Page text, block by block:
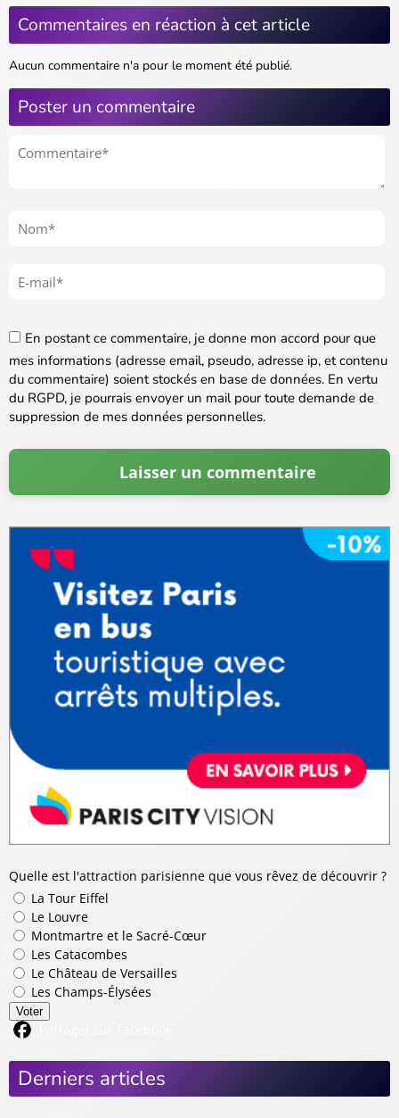
Commentaires en réaction à cet article
Aucun commentaire n'a pour le moment été publié.
Poster un commentaire
En postant ce commentaire, je donne mon accord pour que
mes informations (adresse email, pseudo, adresse ip, et contenu
du commentaire) soient stockés en base de données. En vertu
du RGPD, je pourrais envoyer un mail pour toute demande de
suppression de mes données personnelles.
Quelle est l'attraction parisienne que vous rêvez de découvrir ?
La Tour Eiffel
Le Louvre
Montmartre et le Sacré-Cœur
Les Catacombes
Le Château de Versailles
Les Champs-Élysées
Voter
Derniers articles